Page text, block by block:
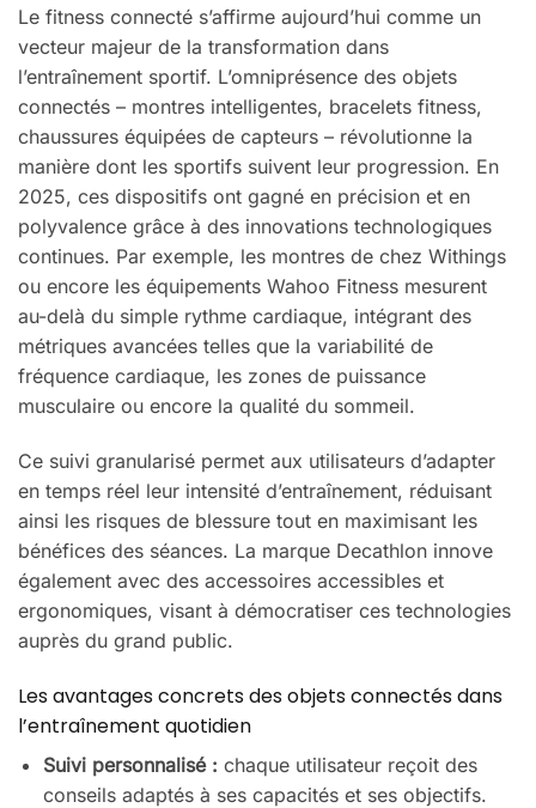
Le fitness connecté s’affirme aujourd’hui comme un
vecteur majeur de la transformation dans
l’entraînement sportif. L’omniprésence des objets
connectés – montres intelligentes, bracelets fitness,
chaussures équipées de capteurs – révolutionne la
manière dont les sportifs suivent leur progression. En
2025, ces dispositifs ont gagné en précision et en
polyvalence grâce à des innovations technologiques
continues. Par exemple, les montres de chez Withings
ou encore les équipements Wahoo Fitness mesurent
au-delà du simple rythme cardiaque, intégrant des
métriques avancées telles que la variabilité de
fréquence cardiaque, les zones de puissance
musculaire ou encore la qualité du sommeil.
Ce suivi granularisé permet aux utilisateurs d’adapter
en temps réel leur intensité d’entraînement, réduisant
ainsi les risques de blessure tout en maximisant les
bénéfices des séances. La marque Decathlon innove
également avec des accessoires accessibles et
ergonomiques, visant à démocratiser ces technologies
auprès du grand public.
Les avantages concrets des objets connectés dans
l’entraînement quotidien
Suivi personnalisé : chaque utilisateur reçoit des
conseils adaptés à ses capacités et ses objectifs.